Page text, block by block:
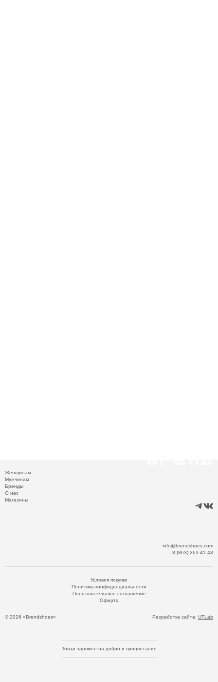
Женщинам
Мужчинам
Бренды
О нас
Магазины
info@brendshoes.com
8 (863) 263-41-43
© 2026 «Brendshoes»
Условия покупки
Политика конфиденциальности
Пользовательское соглашение
Оферта
Разработка сайта: UTLab
Товар заряжен на добро и процветание